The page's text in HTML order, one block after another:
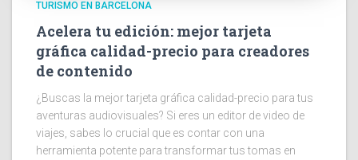
TURISMO EN BARCELONA
Acelera tu edición: mejor tarjeta
gráfica calidad-precio para creadores
de contenido
¿Buscas la mejor tarjeta gráfica calidad-precio para tus
aventuras audiovisuales? Si eres un editor de video de
viajes, sabes lo crucial que es contar con una
herramienta potente para transformar tus tomas en